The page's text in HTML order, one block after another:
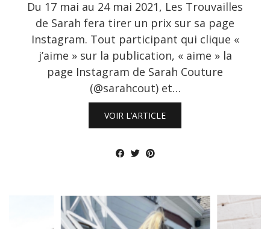
Du 17 mai au 24 mai 2021, Les Trouvailles
de Sarah fera tirer un prix sur sa page
Instagram. Tout participant qui clique «
j’aime » sur la publication, « aime » la
page Instagram de Sarah Couture
(@sarahcout) et…
VOIR L’ARTICLE